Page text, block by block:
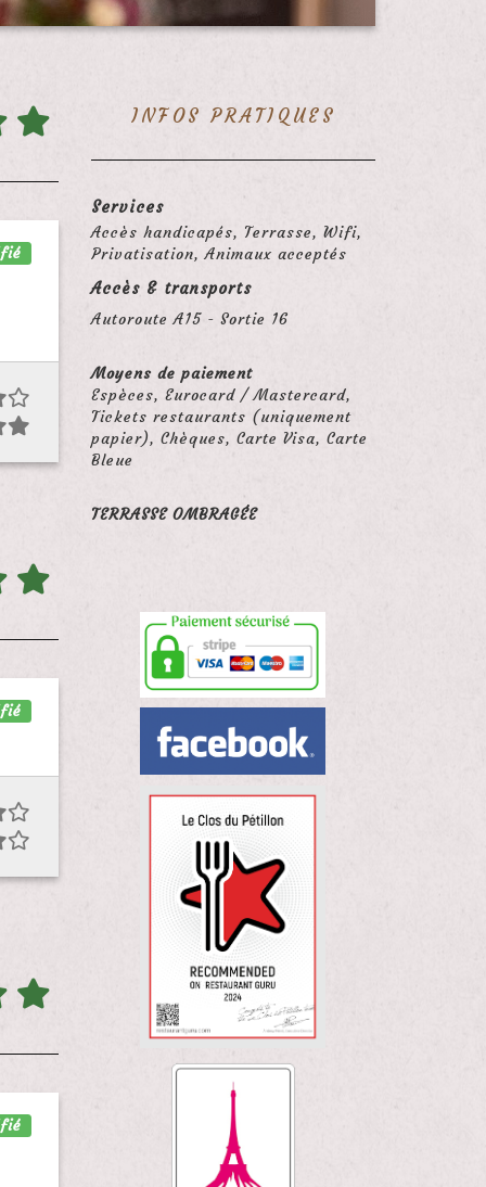
INFOS PRATIQUES
Services
Accès handicapés, Terrasse, Wifi,
Privatisation, Animaux acceptés
Accès & transports
Autoroute A15 - Sortie 16
Moyens de paiement
Espèces, Eurocard / Mastercard,
Tickets restaurants (uniquement
papier), Chèques, Carte Visa, Carte
Bleue
TERRASSE OMBRAGÉE